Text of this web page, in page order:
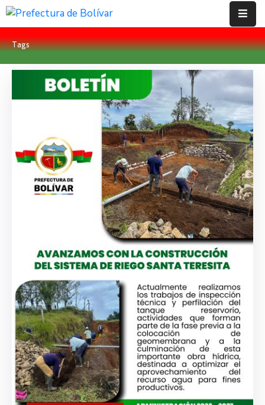
Inicio
Institución
Rendición
Cuentas
Tags